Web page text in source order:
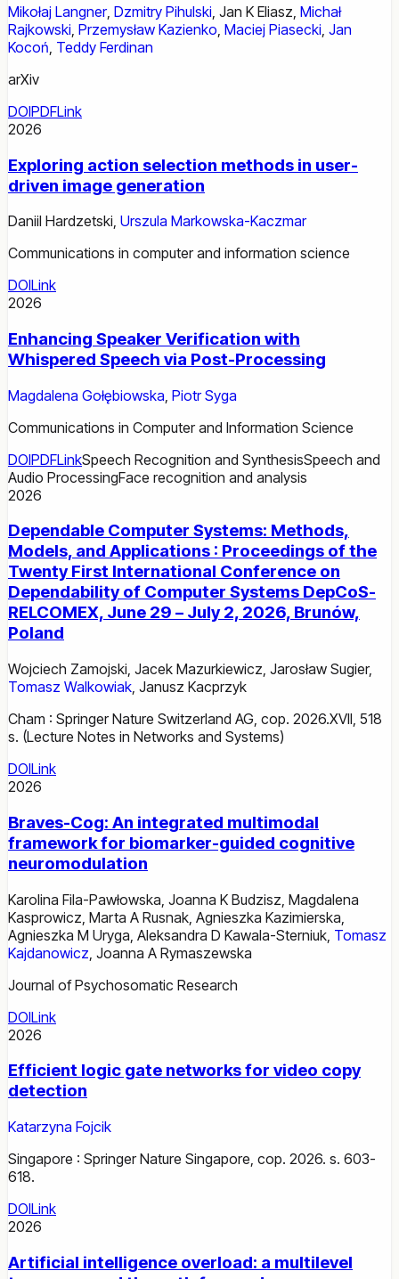
Mikołaj Langner, Dzmitry Pihulski Jan K Eliasz Michał
Rajkowski Przemysław Kazienko Maciej Piasecki Jan
Kocoń Teddy Ferdinan
arXiv
DOIPDFLink
2026
Exploring action selection methods in user-
driven image generation
Daniil Hardzetski, Urszula Markowska-Kaczmar
Communications in computer and information science
DOILink
2026
Enhancing Speaker Verification with
Whispered Speech via Post-Processing
Magdalena Gołębiowska Piotr Syga
Communications in Computer and Information Science
DOIPDFLinkSpeech Recognition and SynthesisSpeech and
Audio ProcessingFace recognition and analysis
2026
Dependable Computer Systems: Methods,
Models, and Applications : Proceedings of the
Twenty First International Conference on
Dependability of Computer Systems DepCoS-
RELCOMEX, June 29 – July 2, 2026, Brunów,
Poland
Wojciech Zamojski, Jacek Mazurkiewicz, Jarosław Sugier,
Tomasz Walkowiak, Janusz Kacprzyk
Cham : Springer Nature Switzerland AG, cop. 2026.XVII, 518
s. (Lecture Notes in Networks and Systems)
DOILink
2026
Braves-Cog: An integrated multimodal
framework for biomarker-guided cognitive
neuromodulation
Karolina Fila-Pawłowska Joanna K Budzisz Magdalena
Kasprowicz Marta A Rusnak Agnieszka Kazimierska
Agnieszka M Uryga Aleksandra D Kawala-Sterniuk Tomasz
Kajdanowicz Joanna A Rymaszewska
Journal of Psychosomatic Research
DOILink
2026
Efficient logic gate networks for video copy
detection
Katarzyna Fojcik
Singapore : Springer Nature Singapore, cop. 2026. s. 603-
618.
DOILink
2026
Artificial intelligence overload: a multilevel